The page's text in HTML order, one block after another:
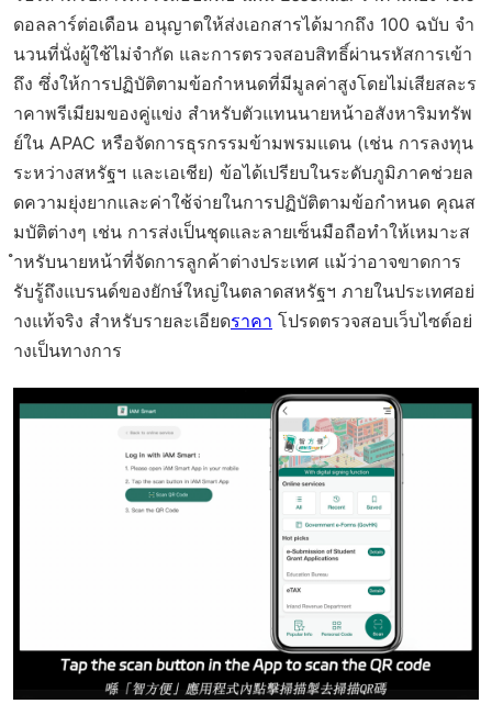
ดอลลาร์ต่อเดือน อนุญาตให้ส่งเอกสารได้มากถึง 100 ฉบับ จำ
นวนที่นั่งผู้ใช้ไม่จำกัด และการตรวจสอบสิทธิ์ผ่านรหัสการเข้า
ถึง ซึ่งให้การปฏิบัติตามข้อกำหนดที่มีมูลค่าสูงโดยไม่เสียสละร
าคาพรีเมียมของคู่แข่ง สำหรับตัวแทนนายหน้าอสังหาริมทรัพ
ย์ใน APAC หรือจัดการธุรกรรมข้ามพรมแดน (เช่น การลงทุน
ระหว่างสหรัฐฯ และเอเชีย) ข้อได้เปรียบในระดับภูมิภาคช่วยล
ดความยุ่งยากและค่าใช้จ่ายในการปฏิบัติตามข้อกำหนด คุณส
มบัติต่างๆ เช่น การส่งเป็นชุดและลายเซ็นมือถือทำให้เหมาะส
ำหรับนายหน้าที่จัดการลูกค้าต่างประเทศ แม้ว่าอาจขาดการ
รับรู้ถึงแบรนด์ของยักษ์ใหญ่ในตลาดสหรัฐฯ ภายในประเทศอย่
างแท้จริง สำหรับรายละเอียดราคา โปรดตรวจสอบเว็บไซต์อย่
างเป็นทางการ